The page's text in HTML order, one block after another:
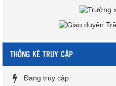
THỐNG KÊ TRUY CẬP
Đang truy cập